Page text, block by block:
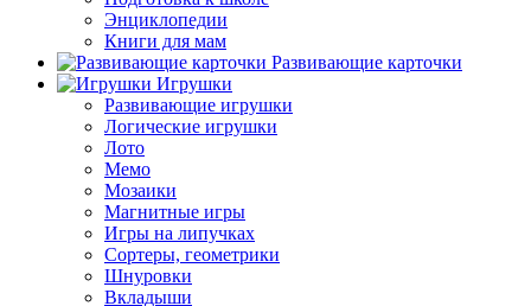
Энциклопедии
Книги для мам
Развивающие карточки
Игрушки
Развивающие игрушки
Логические игрушки
Лото
Мемо
Мозаики
Магнитные игры
Игры на липучках
Сортеры, геометрики
Шнуровки
Вкладыши